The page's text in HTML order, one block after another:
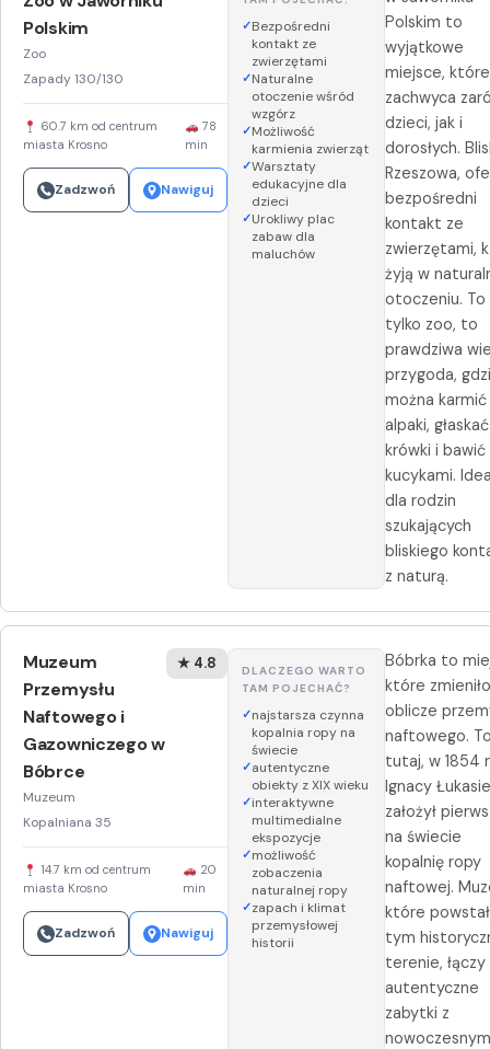
Polskim
Zoo
Zapady 130/130
60.7 km od centrum
miasta Krosno
78
min
Zadzwoń Nawiguj
Bezpośredni
kontakt ze
zwierzętami
Naturalne
otoczenie wśród
wzgórz
Możliwość
karmienia zwierząt
Warsztaty
edukacyjne dla
dzieci
Urokliwy plac
zabaw dla
maluchów
Polskim to
wyjątkowe
miejsce, które
zachwyca
dzieci, jak i
dorosłych.
Rzeszowa,
bezpośredni
kontakt ze
zwierzętami,
żyją w
otoczeniu. To
tylko zoo, to
prawdziwa
przygoda,
można karmić
alpaki, głaskać
krówki i bawić
kucykami.
dla rodzin
szukających
bliskiego
z naturą.
Muzeum
Przemysłu
Naftowego i
Gazowniczego w
Bóbrce
Muzeum
Kopalniana 35
★ 4.8
14.7 km od centrum
miasta Krosno
20
min
Zadzwoń Nawiguj
DLACZEGO WARTO
TAM POJECHAĆ?
najstarsza czynna
kopalnia ropy na
świecie
autentyczne
obiekty z XIX wieku
interaktywne
multimedialne
ekspozycje
możliwość
zobaczenia
naturalnej ropy
zapach i klimat
przemysłowej
historii
Bóbrka to
które
oblicze
naftowego.
tutaj, w 1854
Ignacy
założył
na świecie
kopalnię ropy
naftowej.
które
tym
terenie, łączy
autentyczne
zabytki z